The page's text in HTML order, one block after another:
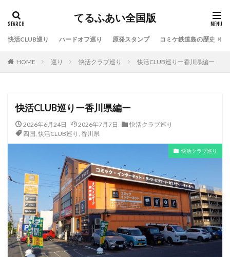
てるふあい全国版
快活CLUB巡り ハードオフ巡り 原発スタンプ コミケ鉄道島の歴史
HOME 巡り 快活クラブ巡り 快活CLUB巡りー香川県編ー
快活CLUB巡りー香川県編ー
2026年6月24日 2026年7月7日
快活クラブ巡り
四国, 快活CLUB巡り , 香川県
快活クラブ巡り